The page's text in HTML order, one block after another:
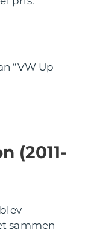
“VW Up
(2011-
sammen